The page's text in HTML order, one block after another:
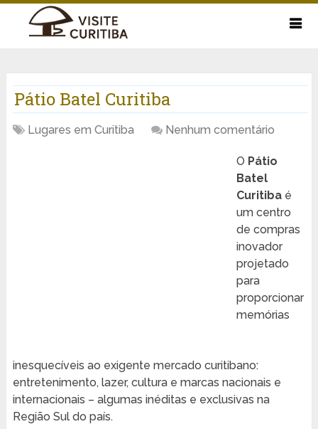
Pátio Batel Curitiba
Lugares em Curitiba Nenhum comentário
O Pátio
Batel
Curitibaé
um centro
de compras
inovador
projetado
para
proporcionar
memórias
inesquecíveis ao exigente mercado curitibano:
entretenimento, lazer, cultura e marcas nacionais e
internacionais – algumas inéditas e exclusivas na
Região Sul do país.